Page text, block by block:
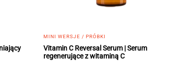
MINI WERSJE / PRÓBKI
Vitamin C Reversal Serum | Serum
regenerujące z witaminą C